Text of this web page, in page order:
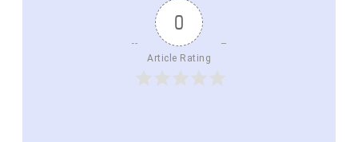
0
Article Rating